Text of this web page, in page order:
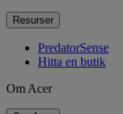
Resurser
PredatorSense
Hitta en butik
Om Acer